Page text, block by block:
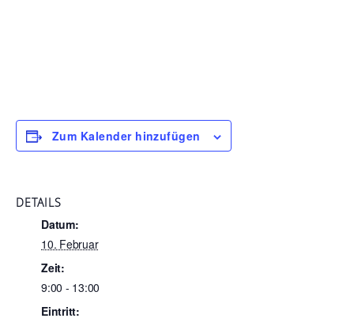
Zum Kalender hinzufügen
DETAILS
Datum:
10. Februar
Zeit:
9:00 - 13:00
Eintritt: